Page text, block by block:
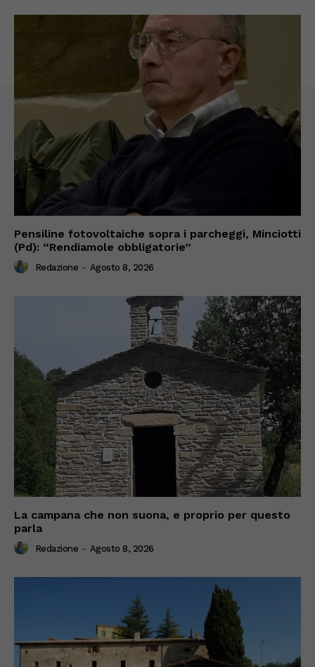
Pensiline fotovoltaiche sopra i parcheggi, Minciotti
(Pd): “Rendiamole obbligatorie”
Redazione - Agosto 8, 2026
La campana che non suona, e proprio per questo
parla
Redazione - Agosto 8, 2026